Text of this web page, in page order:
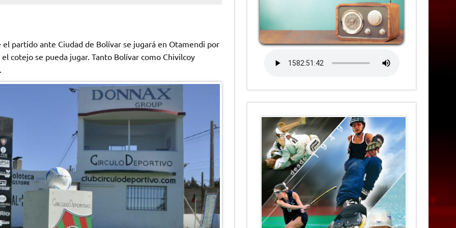
partido ante Ciudad de Bolívar se jugará en Otamendi por
cotejo se pueda jugar. Tanto Bolívar como Chivilcoy